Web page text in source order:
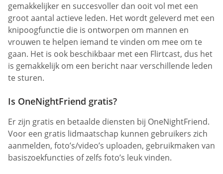
gemakkelijker en succesvoller dan ooit vol met een
groot aantal actieve leden. Het wordt geleverd met een
knipoogfunctie die is ontworpen om mannen en
vrouwen te helpen iemand te vinden om mee om te
gaan. Het is ook beschikbaar met een Flirtcast, dus het
is gemakkelijk om een bericht naar verschillende leden
te sturen.
Is OneNightFriend gratis?
Er zijn gratis en betaalde diensten bij OneNightFriend.
Voor een gratis lidmaatschap kunnen gebruikers zich
aanmelden, foto’s/video’s uploaden, gebruikmaken van
basiszoekfuncties of zelfs foto’s leuk vinden.